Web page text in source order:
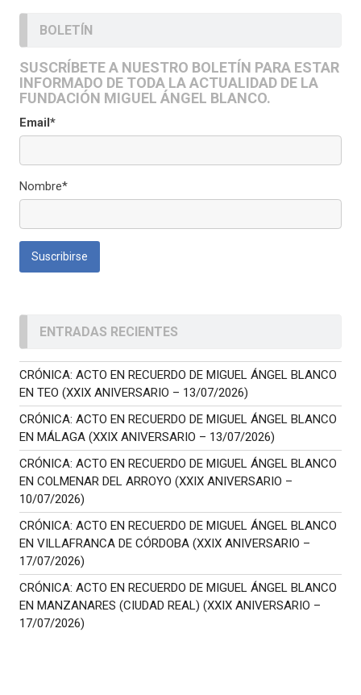
BOLETÍN
SUSCRÍBETE A NUESTRO BOLETÍN PARA ESTAR
INFORMADO DE TODA LA ACTUALIDAD DE LA
FUNDACIÓN MIGUEL ÁNGEL BLANCO.
Email*
Nombre*
ENTRADAS RECIENTES
CRÓNICA: ACTO EN RECUERDO DE MIGUEL ÁNGEL BLANCO
EN TEO (XXIX ANIVERSARIO – 13/07/2026)
CRÓNICA: ACTO EN RECUERDO DE MIGUEL ÁNGEL BLANCO
EN MÁLAGA (XXIX ANIVERSARIO – 13/07/2026)
CRÓNICA: ACTO EN RECUERDO DE MIGUEL ÁNGEL BLANCO
EN COLMENAR DEL ARROYO (XXIX ANIVERSARIO –
10/07/2026)
CRÓNICA: ACTO EN RECUERDO DE MIGUEL ÁNGEL BLANCO
EN VILLAFRANCA DE CÓRDOBA (XXIX ANIVERSARIO –
17/07/2026)
CRÓNICA: ACTO EN RECUERDO DE MIGUEL ÁNGEL BLANCO
EN MANZANARES (CIUDAD REAL) (XXIX ANIVERSARIO –
17/07/2026)